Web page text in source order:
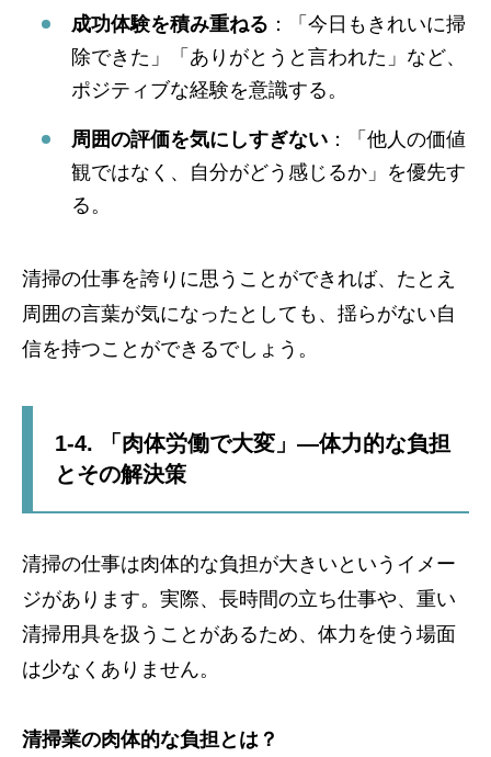
成功体験を積み重ねる ：「今日もきれいに掃
除できた」「ありがとうと言われた」など、
ポジティブな経験を意識する。
周囲の評価を気にしすぎない ：「他人の価値
観ではなく、自分がどう感じるか」を優先す
る。
清掃の仕事を誇りに思うことができれば、たとえ
周囲の言葉が気になったとしても、揺らがない自
信を持つことができるでしょう。
1-4. 「肉体労働で大変」—体力的な負担
とその解決策
清掃の仕事は肉体的な負担が大きいというイメー
ジがあります。実際、長時間の立ち仕事や、重い
清掃用具を扱うことがあるため、体力を使う場面
は少なくありません。
清掃業の肉体的な負担とは？